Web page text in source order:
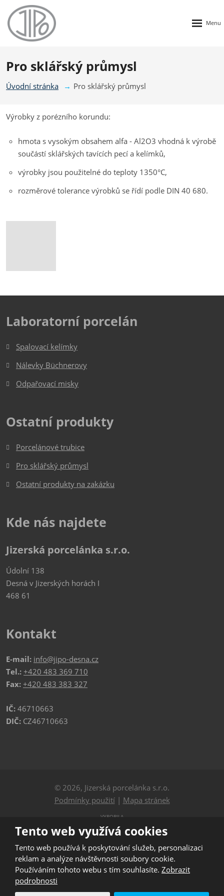
Pro sklářský průmysl
Úvodní stránka Pro sklářský průmysl
Výrobky z porézního korundu:
hmota s vysokým obsahem alfa - Al2O3 vhodná k výrobě
součástí sklářských tavících pecí a kelímků,
výrobky jsou použitelné do teploty 1350°C,
rozměrové tolerance výrobků se řídí podle DIN 40 680.
Laboratorní porcelán
Spalovací kelímky
Nálevky Büchnerovy
Odpařovací misky
Ostatní produkty
Porcelánové trubice
Pro sklářský průmysl
Ostatní produkty na zakázku
Kde nás najdete
Jizerská porcelánka s.r.o.
Údolní 138
Desná v Jizerských horách I
468 61
Kontakt
E-mail: info@jipo-desna.cz
Tel.: +420 483 369 710
Fax: +420 483 383 327
IČ: 46710663
DIČ: CZ46710663
© 2026, Jizerská porcelánka s.r.o.
Podmínky použití | Mapa stránek
VYROBILA
Tento web je chráněn pomocí Google ReCAPTCHA a platí
pro něj
zásady ochrany osobních údajů
společnosti Google.
Tento web využívá cookies
Tento web používá k poskytování služeb, personalizaci
reklam a analýze návštěvnosti soubory cookie.
Používáním tohoto webu s tím souhlasíte. Zobrazit
podrobnosti